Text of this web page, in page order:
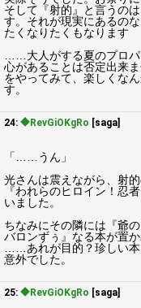
そして『射的』と言うの
す。それが現実にあるの
たくなりたくもなります
……大人がする夏のプロ
心があることは否定出来
をやってみて、楽しくな
す。
24: ◆RevGiOKgRo [saga]
「……うん」
光さんは震えながら、射
『われらのヒロイン！忍
いました。
ちなみにその隣には『爺
バロンずぅ』なる本が置か
……あれが目的？珍しい
意外でした。
25: ◆RevGiOKgRo [saga]